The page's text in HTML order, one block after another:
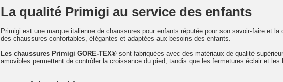
La qualité Primigi au service des enfants
Primigi est une marque italienne de chaussures pour enfants réputée pour son savoir-faire et
des chaussures confortables, élégantes et adaptées aux besoins des enfants.
Les chaussures Primigi GORE-TEX® sont fabriquées avec des matériaux de qualité
amovibles permettent de contrôler la croissance du pied, tandis que les fermetures éclair et